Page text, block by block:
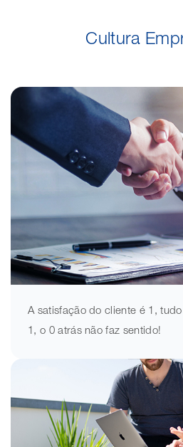
Cultura
A satisfação do cliente é 1,
1, o 0 atrás não faz sentido!